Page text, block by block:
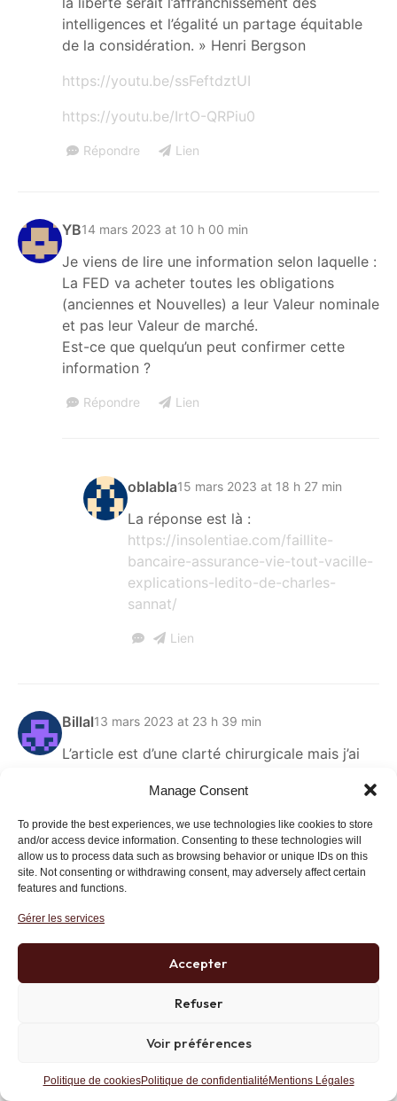
Manage Consent
To provide the best experiences, we use technologies like cookies to store
and/or access device information. Consenting to these technologies will
allow us to process data such as browsing behavior or unique IDs on this
site. Not consenting or withdrawing consent, may adversely affect certain
features and functions.
Gérer les services
Accepter
Refuser
Voir préférences
Politique de cookiesPolitique de confidentialité Mentions Légales
intelligences et l’égalité un partage équitable
de la considération. » Henri Bergson
https://youtu.be/ssFeftdztUI
https://youtu.be/IrtO-QRPiu0
Répondre Lien
YB14 mars 2023 at 10 h 00 min
Je viens de lire une information selon laquelle :
La FED va acheter toutes les obligations
(anciennes et Nouvelles) a leur Valeur nominale
et pas leur Valeur de marché.
Est-ce que quelqu’un peut confirmer cette
information ?
Répondre Lien
oblabla15 mars 2023 at 18 h 27 min
La réponse est là :
https://insolentiae.com/faillite-
bancaire-assurance-vie-tout-vacille-
explications-ledito-de-charles-
sannat/
Lien
Billal13 mars 2023 at 23 h 39 min
L’article est d’une clarté chirurgicale mais j’ai
Français, quelle est la banque la plus sûre si
jamais une crise comme celle de 2008 arrive ?
Les BNP, les SG et les Credit Agricoles vont
toutes tomber le cas échéant et nous n’avons
pas l’équivalent d’une banque cantonale en
pour se protéger des bêtises du régulateur….
Philippe14 mars 2023 at 21 h 16 min
La seule banque française archi sure